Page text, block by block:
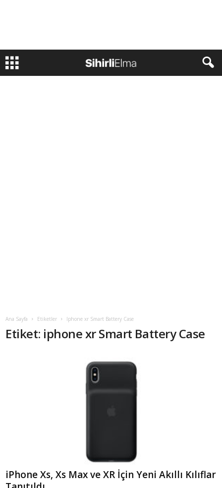
Ana Sayfa Etiketler Iphone xr Smart Battery Case
Etiket: iphone xr Smart Battery Case
iPhone Xs, Xs Max ve XR İçin Yeni Akıllı Kılıflar